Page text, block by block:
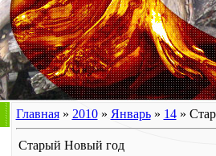
Главная» 2010 » Январь » 14»
Старый Новый год